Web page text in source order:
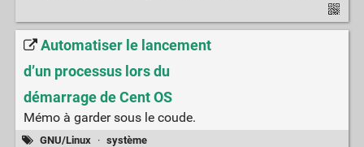
Automatiser le lancement
d’un processus lors du
démarrage de Cent OS
Mémo à garder sous le coude.
GNU/Linux · système